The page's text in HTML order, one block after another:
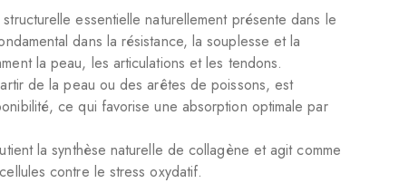
essentielle naturellement présente dans le
dans la résistance, la souplesse et la
la peau, les articulations et les tendons.
de la peau ou des arêtes de poissons, est
ce qui favorise une absorption optimale par
la synthèse naturelle de collagène et agit comme
contre le stress oxydatif.